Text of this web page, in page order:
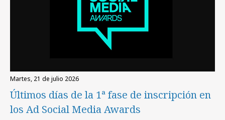
martes, 21 de julio 2026
Últimos días de la 1ª fase de inscripción en
los Ad Social Media Awards